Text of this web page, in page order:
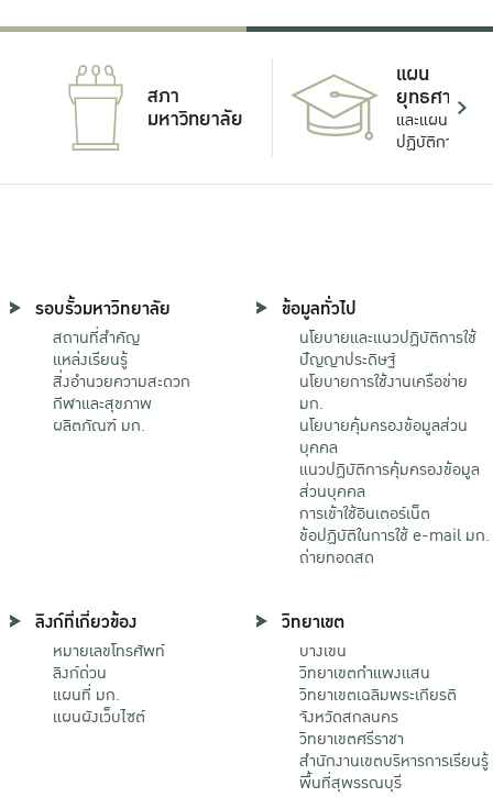
สภา
มหาวิทยาลัย
แผน
ยุทธศาสตร์
และแผน
ปฏิบัติการ
รอบรั้วมหาวิทยาลัย
สถานที่สำคัญ
แหล่งเรียนรู้
สิ่งอำนวยความสะดวก
กีฬาและสุขภาพ
ผลิตภัณฑ์ มก.
ข้อมูลทั่วไป
นโยบายและแนวปฏิบัติการใช้
ปัญญาประดิษฐ์
นโยบายการใช้งานเครือข่าย
มก.
นโยบายคุ้มครองข้อมูลส่วน
บุคคล
แนวปฏิบัติการคุ้มครองข้อมูล
ส่วนบุคคล
การเข้าใช้อินเตอร์เน็ต
ข้อปฏิบัติในการใช้ e-mail มก.
ถ่ายทอดสด
ลิงก์ที่เกี่ยวข้อง
หมายเลขโทรศัพท์
ลิงก์ด่วน
แผนที่ มก.
แผนผังเว็บไซต์
วิทยาเขต
บางเขน
วิทยาเขตกําแพงแสน
วิทยาเขตเฉลิมพระเกียรติ
จังหวัดสกลนคร
วิทยาเขตศรีราชา
สำนักงานเขตบริหารการเรียนรู้
พื้นที่สุพรรณบุรี